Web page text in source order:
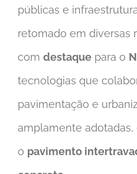
públicas e
retomado em diversas
com destaque para o
tecnologias que
pavimentação e
amplamente
o pavimento